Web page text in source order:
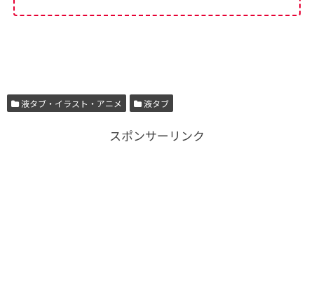
液タブ・イラスト・アニメ 液タブ
スポンサーリンク